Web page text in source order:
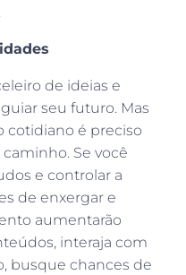
de ideias e
seu futuro. Mas
cotidiano é preciso
Se você
e controlar a
de enxergar e
aumentarão
interaja com
busque chances de